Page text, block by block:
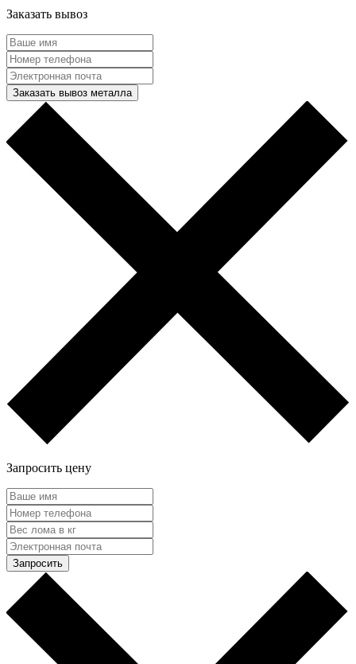
Заказать вывоз
Заказать вывоз металла
Запросить цену
Запросить